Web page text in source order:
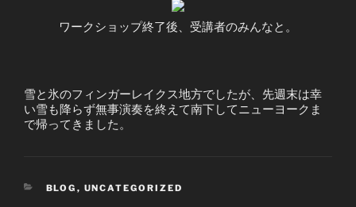
ワークショップ終了後、受講者のみんなと。
雪と氷のフィンガーレイクス地方でしたが、先週末は幸
い雪も降らず無事演奏を終えて南下してニューヨークま
で帰ってきました。
CATEGORIES
BLOG , UNCATEGORIZED